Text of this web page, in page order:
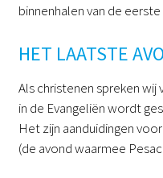
binnenhalen van de
HET LAATSTE
Als christenen spreken
in de Evangeliën wordt
Het zijn aanduidingen
(de avond waarmee